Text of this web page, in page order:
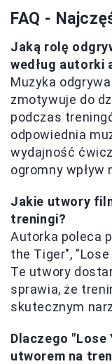
FAQ -
Jaką rolę
według autorki
Muzyka
zmotywuje do
podczas
odpowiednia
wydajność
ogromny wpływ
Jakie utwory
treningi?
Autorka poleca
the Tiger",
Te utwory
sprawia, że
skutecznym
Dlaczego
utworem na